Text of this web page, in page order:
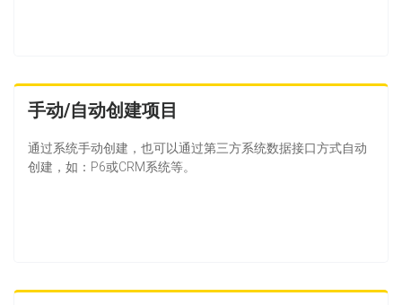
手动/自动创建项目
通过系统手动创建，也可以通过第三方系统数据接口方式自动
创建，如：P6或CRM系统等。